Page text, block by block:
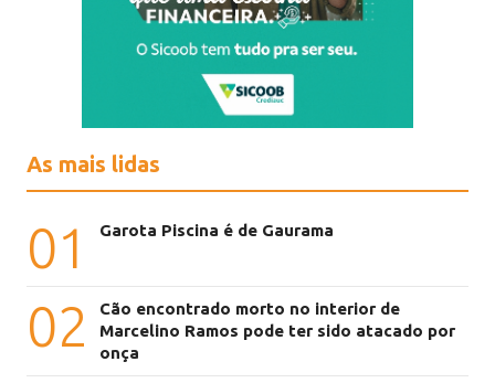
As mais lidas
01 Garota Piscina é de Gaurama
02
Cão encontrado morto no interior de
Marcelino Ramos pode ter sido atacado por
onça